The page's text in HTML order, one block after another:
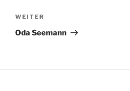
Nächster
Beitrag
WEITER
Oda Seemann